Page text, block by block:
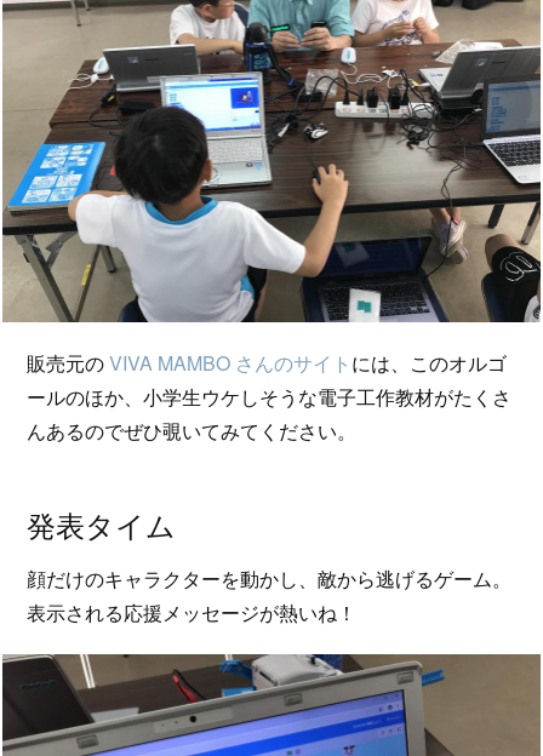
販売元のVIVA MAMBO さんのサイト には、このオルゴ
ールのほか、小学生ウケしそうな電子工作教材がたくさ
んあるのでぜひ覗いてみてください。
発表タイム
顔だけのキャラクターを動かし、敵から逃げるゲーム。
表示される応援メッセージが熱いね！